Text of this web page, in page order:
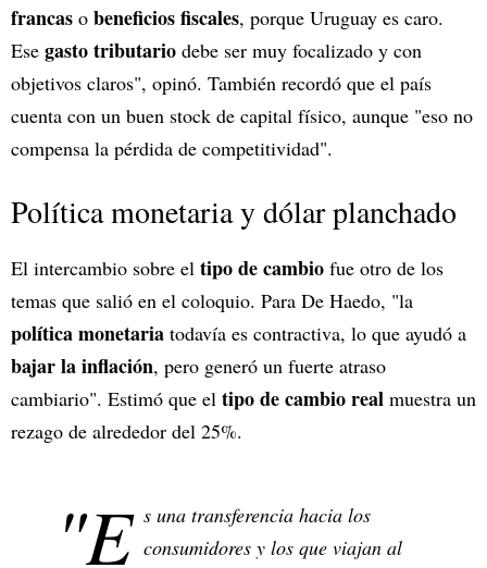
francas o beneficios fiscales, porque Uruguay es caro.
Ese gasto tributario debe ser muy focalizado y con
objetivos claros", opinó. También recordó que el país
cuenta con un buen stock de capital físico, aunque "eso no
compensa la pérdida de competitividad".
Política monetaria y dólar planchado
El intercambio sobre el tipo de cambio fue otro de los
temas que salió en el coloquio. Para De Haedo, "la
política monetaria todavía es contractiva, lo que ayudó a
bajar la inflación, pero generó un fuerte atraso
cambiario". Estimó que el tipo de cambio real muestra un
rezago de alrededor del 25%.
"E s una transferencia hacia los
consumidores y los que viajan al